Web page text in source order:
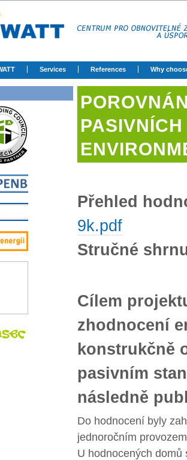
Services References Why
Přehled
9k.pdf
Stručné
Cílem
zhodnocení
konstrukčně
pasivním
následně
Do hodnocení byly
jednoročním
U hodnocených domů